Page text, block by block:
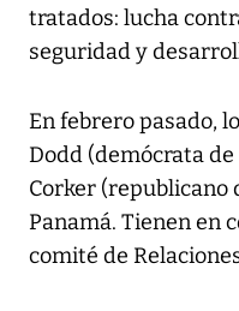
tratados: lucha
seguridad y
En febrero pasado,
Dodd (demócrata
Corker (republicano
Panamá. Tienen en
comité de